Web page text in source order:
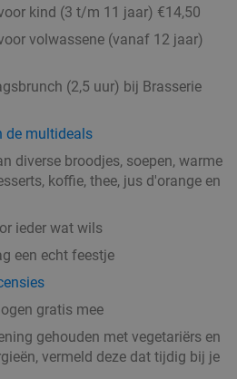
kind (3 t/m 11 jaar) €14,50
volwassene (vanaf 12 jaar)
(2,5 uur) bij Brasserie
de multideals
diverse broodjes, soepen, warme
koffie, thee, jus d'orange en
ieder wat wils
een echt feestje
gratis mee
gehouden met vegetariërs en
vermeld deze dat tijdig bij je